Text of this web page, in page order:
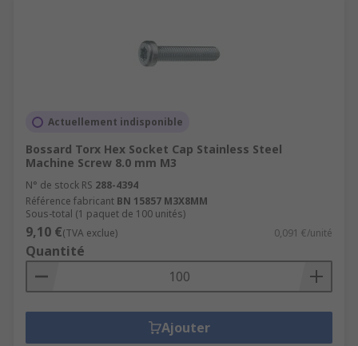
Actuellement indisponible
Bossard Torx Hex Socket Cap Stainless Steel
Machine Screw 8.0 mm M3
N° de stock RS 288-4394
Référence fabricant BN 15857 M3X8MM
Sous-total (1 paquet de 100 unités)
9,10 €(TVA exclue) 0,091 €/unité
Quantité
Ajouter